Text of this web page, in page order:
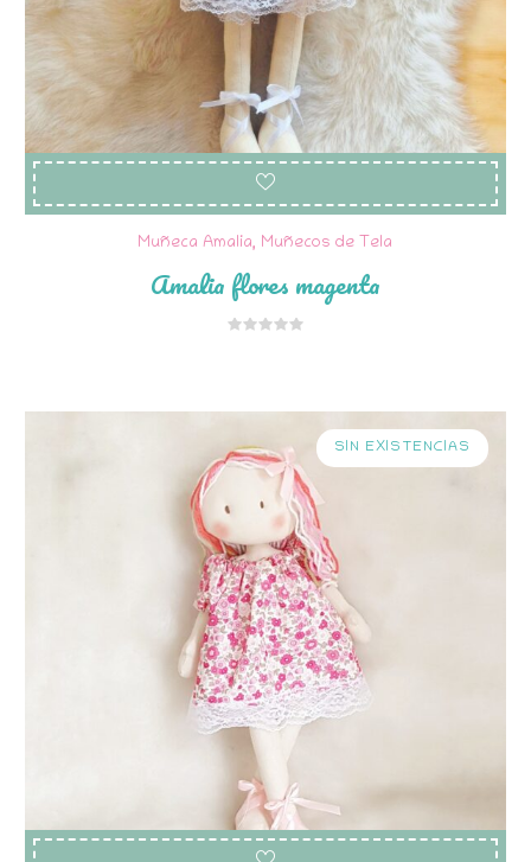
Muñeca Amalia, Muñecos de Tela
Amalia flores magenta
SIN EXISTENCIAS